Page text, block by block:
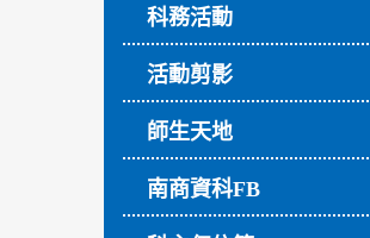
科務活動
活動剪影
師生天地
南商資科FB